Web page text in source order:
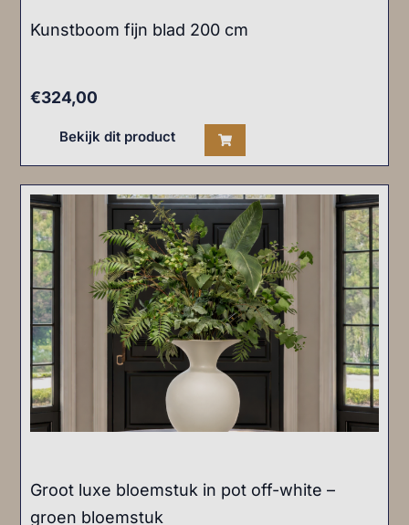
Kunstboom fijn blad 200 cm
€324,00
Bekijk dit product
Groot luxe bloemstuk in pot off-white –
groen bloemstuk